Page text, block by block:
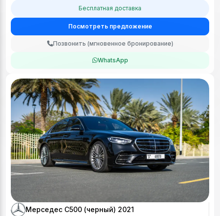
Бесплатная доставка
Посмотреть предложение
Позвонить (мгновенное бронирование)
WhatsApp
Мерседес С500 (черный) 2021